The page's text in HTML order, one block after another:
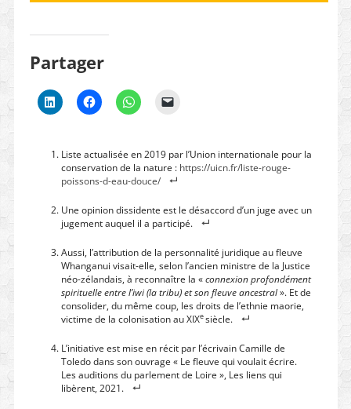
Partager
Liste actualisée en 2019 par l’Union internationale pour la
conservation de la nature : https://uicn.fr/liste-rouge-
poissons-d-eau-douce/
Une opinion dissidente est le désaccord d’un juge avec un
jugement auquel il a participé.
Aussi, l’attribution de la personnalité juridique au fleuve
Whanganui visait-elle, selon l’ancien ministre de la Justice
néo-zélandais, à reconnaître la «connexion profondément
spirituelle entre l’iwi (la tribu) et son fleuve ancestral». Et de
consolider, du même coup, les droits de l’ethnie maorie,
victime de la colonisation au XIXesiècle.
L’initiative est mise en récit par l’écrivain Camille de
Toledo dans son ouvrage « Le fleuve qui voulait écrire.
Les auditions du parlement de Loire », Les liens qui
libèrent, 2021.